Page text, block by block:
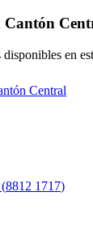
Cantón
en
Central
8812 1717)